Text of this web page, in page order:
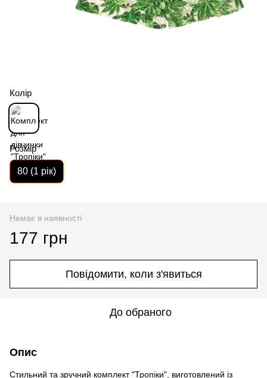
Колір
Розмір
80 (1 рік)
Немає в наявності
177 грн
Повідомити, коли з'явиться
До обраного
Опис
Стильний та зручний комплект "Тропіки", виготовлений із